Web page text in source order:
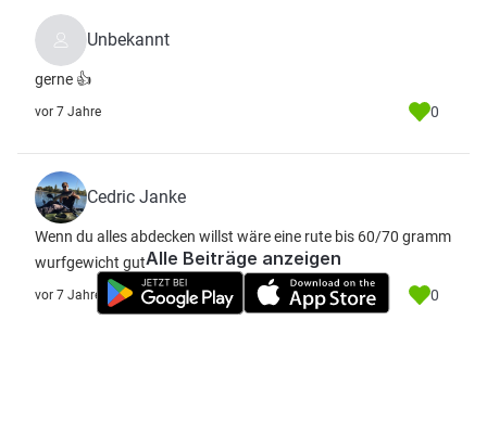
Unbekannt
gerne 👍
vor 7 Jahre 0
Cedric Janke
Wenn du alles abdecken willst wäre eine rute bis 60/70 gramm
wurfgewicht gut
vor 7 Jahre 0
Alle Beiträge anzeigen